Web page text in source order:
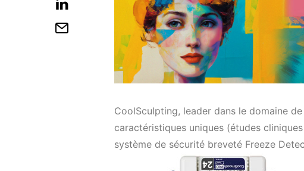
CoolSculpting, leader dans le domaine
caractéristiques uniques (études
système de sécurité breveté Freeze